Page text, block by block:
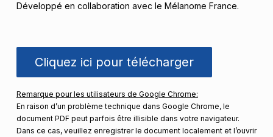
Développé en collaboration avec le Mélanome France.
Cliquez ici pour télécharger
Remarque pour les utilisateurs de Google Chrome:
En raison d’un problème technique dans Google Chrome, le
document PDF peut parfois être illisible dans votre navigateur.
Dans ce cas, veuillez enregistrer le document localement et l’ouvrir